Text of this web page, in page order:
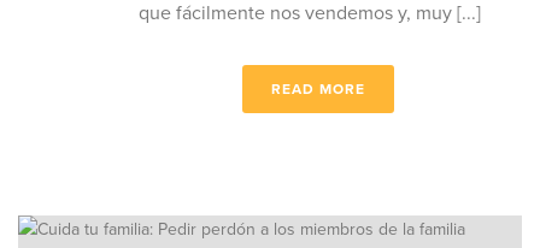
que fácilmente nos vendemos y, muy [...]
READ MORE